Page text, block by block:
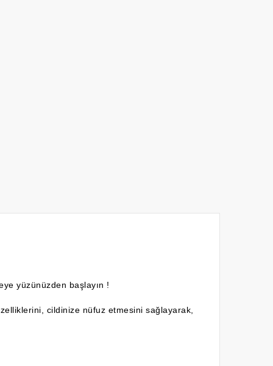
yüzünüzden başlayın !
cildinize nüfuz etmesini sağlayarak,